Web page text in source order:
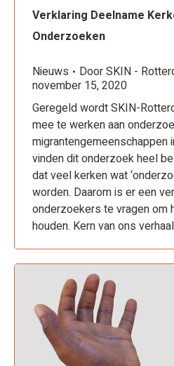
Verklaring Deelname
Onderzoeken
Nieuws DoorSKIN -
november 15, 2020
Geregeld wordt SKIN-
mee te werken aan
migrantengemeenschappen
vinden dit onderzoek heel
dat veel kerken wat
worden. Daarom is er een
onderzoekers te vragen om
houden. Kern van ons